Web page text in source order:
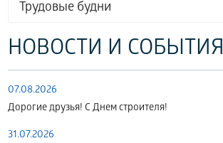
Трудовые будни
НОВОСТИ И СОБЫТИЯ
07.08.2026
Дорогие друзья! С Днем строителя!
31.07.2026